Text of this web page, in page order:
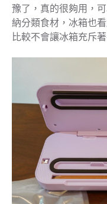
豫了，真的很夠用，
納分類食材，冰箱也
比較不會讓冰箱充斥